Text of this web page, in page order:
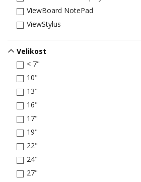
ViewBoard NotePad
ViewStylus
Velikost
< 7"
10"
13"
16"
17"
19"
22"
24"
27"